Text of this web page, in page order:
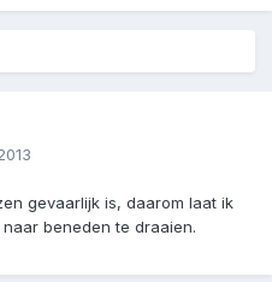
gevaarlijk is, daarom laat ik
beneden te draaien.